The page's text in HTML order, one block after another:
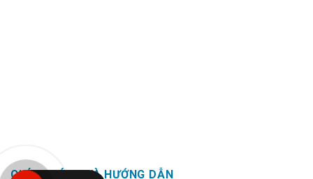
CHÍNH SÁCH VÀ HƯỚNG DẪN